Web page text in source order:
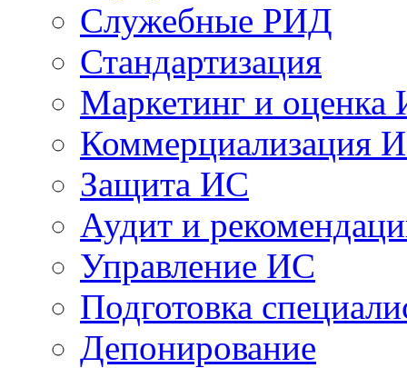
Служебные РИД
Стандартизация
Маркетинг и оценка
Коммерциализация
Защита ИС
Аудит и
Управление ИС
Подготовка
Депонирование